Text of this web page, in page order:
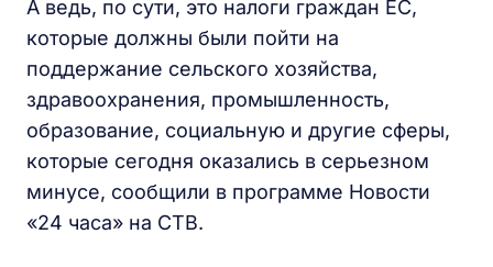
А ведь, по сути, это налоги граждан ЕС,
которые должны были пойти на
поддержание сельского хозяйства,
здравоохранения, промышленность,
образование, социальную и другие сферы,
которые сегодня оказались в серьезном
минусе, сообщили в программе Новости
«24 часа» на СТВ.